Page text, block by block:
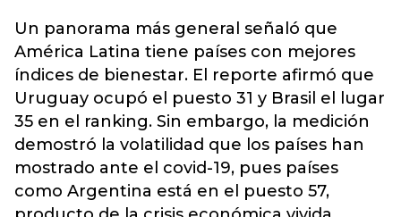
Un panorama más general señaló que
América Latina tiene países con mejores
índices de bienestar. El reporte afirmó que
Uruguay ocupó el puesto 31 y Brasil el lugar
35 en el ranking. Sin embargo, la medición
demostró la volatilidad que los países han
mostrado ante el covid-19, pues países
como Argentina está en el puesto 57,